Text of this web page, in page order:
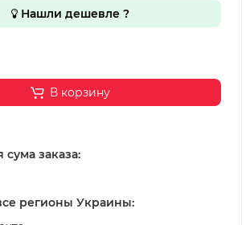
Нашли дешевле ?
В корзину
заказа:
регионы Украины: